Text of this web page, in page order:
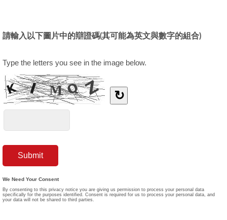
請輸入以下圖片中的辯證碼(其可能為英文與數字的組合)
Type the letters you see in the image below.
↻
We Need Your Consent
By consenting to this privacy notice you are giving us permission to process your personal data
specifically for the purposes identified. Consent is required for us to process your personal data, and
your data will not be shared to third parties.